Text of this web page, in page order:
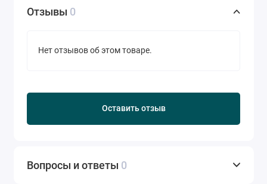
Отзывы 0
Нет отзывов об этом товаре.
Оставить отзыв
Вопросы и ответы 0